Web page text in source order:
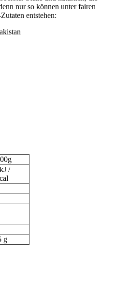
nur so können unter fairen
entstehen:
/
g